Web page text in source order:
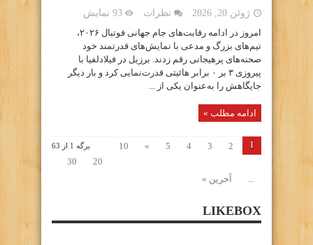
ژوئن 20, 2026 نظرات
93 نمایش
امروز در ادامه رقابت‌های جام جهانی فوتبال ۲۰۲۶،
تیم‌های بزرگ و مدعی با نمایش‌های قدرتمند خود
صحنه‌های پرهیجانی رقم زدند. برزیل در فیلادلفیا با
پیروزی ۳ بر ۰ برابر هائیتی قدرت‌نمایی کرد و بار دیگر
جایگاهش را به‌عنوان یکی از ...
ادامه مطلب »
برگه 1 از 63 1
2
3
4
5
»
10
20
30
آخرین »
LIKEBOX